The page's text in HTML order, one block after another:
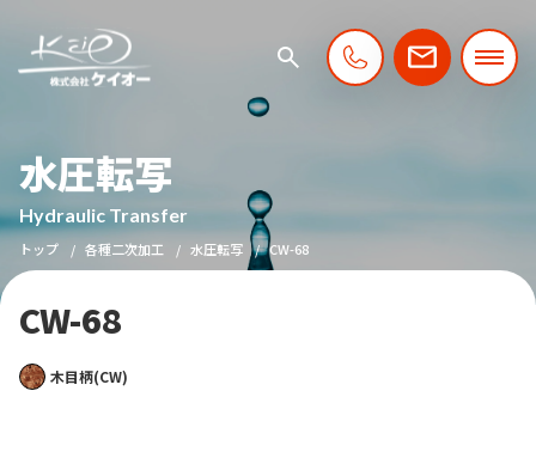
水圧転写
Hydraulic Transfer
トップ 各種二次加工 水圧転写 CW-68
CW-68
木目柄(CW)